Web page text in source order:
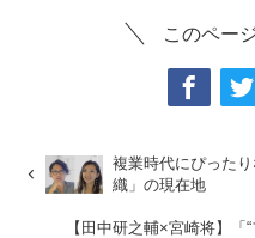
このペー
複業時代にぴった
織」の現在地
【田中研之輔×宮崎将】「